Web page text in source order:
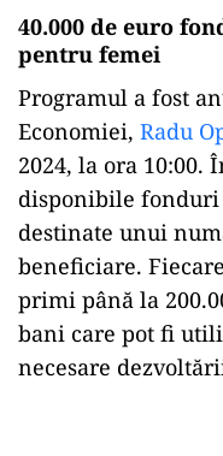
40.000 de euro
pentru femei
Programul a fost
Economiei, Radu
2024, la ora 10:00.
disponibile fonduri
destinate unui
beneficiare.
primi până la
bani care pot fi
necesare